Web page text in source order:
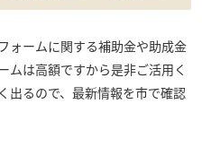
ォームに関する補助金や助成金
ムは高額ですから是非ご活用く
出るので、最新情報を市で確認